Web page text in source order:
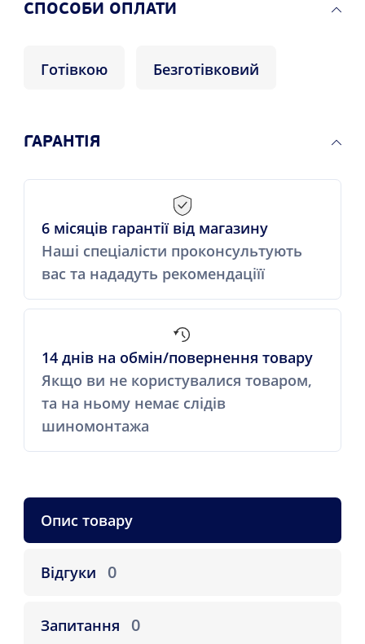
СПОСОБИ ОПЛАТИ
Готівкою Безготівковий
ГАРАНТІЯ
6 місяців гарантії від магазину
Наші спеціалісти проконсультують
вас та нададуть рекомендаціїї
14 днів на обмін/повернення товару
Якщо ви не користувалися товаром,
та на ньому немає слідів
шиномонтажа
Опис товару
Відгуки 0
Запитання 0